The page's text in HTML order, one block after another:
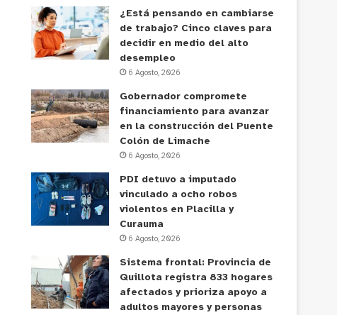
¿Está pensando en cambiarse
de trabajo? Cinco claves para
decidir en medio del alto
desempleo
6 Agosto, 2026
Gobernador compromete
financiamiento para avanzar
en la construcción del Puente
Colón de Limache
6 Agosto, 2026
PDI detuvo a imputado
vinculado a ocho robos
violentos en Placilla y
Curauma
6 Agosto, 2026
Sistema frontal: Provincia de
Quillota registra 833 hogares
afectados y prioriza apoyo a
adultos mayores y personas